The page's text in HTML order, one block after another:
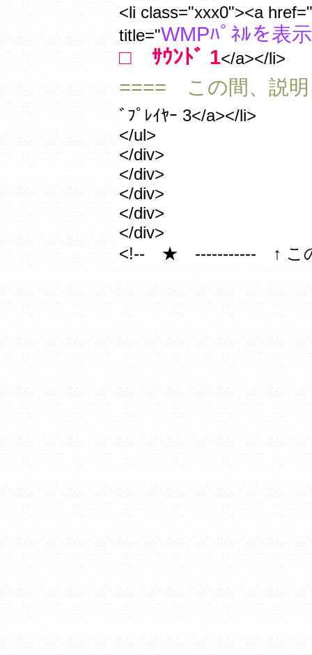
<li class="xxx0"><a href="
title="WMPﾊﾟﾈﾙを表
□ ｻｳﾝﾄﾞ 1</a></li>
==== この間、説
ﾞﾌﾟﾚｲﾔｰ 3</a></li>
</ul>
</div>
</div>
</div>
</div>
</div>
<!-- ★ ----------- ↑ この